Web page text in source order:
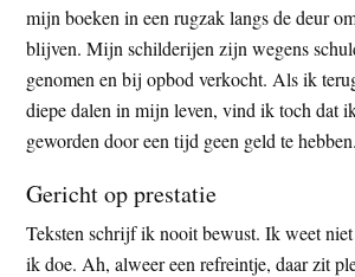
mijn boeken in een rugzak langs de deur
blijven. Mijn schilderijen zijn wegens
genomen en bij opbod verkocht. Als ik
diepe dalen in mijn leven, vind ik toch dat
geworden door een tijd geen geld te hebben.
Gericht op prestatie
Teksten schrijf ik nooit bewust. Ik weet
ik doe. Ah, alweer een refreintje, daar zit